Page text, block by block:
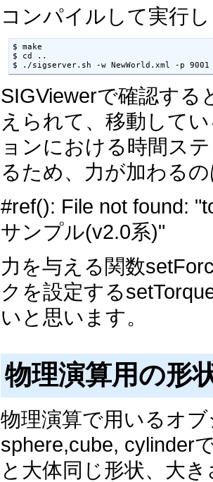
コンパイルして実行
$ make
$ cd ..
$ ./sigserver.sh -w NewWorld.xml -p 9001
SIGViewerで確認する
えられて、移動して
ョンにおける時間ス
るため、力が加わる
#ref(): File not found:
サンプル(v2.0系)"
力を与える関数
クを設定する
いと思います。
物理演算用の形
物理演算で用いるオ
sphere,cube, cylinder
と大体同じ形状、大